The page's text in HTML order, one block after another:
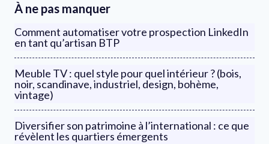
À ne pas manquer
Comment automatiser votre prospection LinkedIn
en tant qu’artisan BTP
Meuble TV : quel style pour quel intérieur ? (bois,
noir, scandinave, industriel, design, bohème,
vintage)
Diversifier son patrimoine à l’international : ce que
révèlent les quartiers émergents